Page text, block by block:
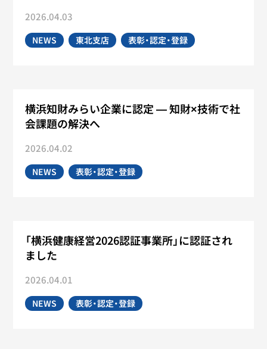
2026.04.03
NEWS 東北支店 表彰・認定・登録
横浜知財みらい企業に認定 ― 知財×技術で社
会課題の解決へ
2026.04.02
NEWS 表彰・認定・登録
「横浜健康経営2026認証事業所」に認証され
ました
2026.04.01
NEWS 表彰・認定・登録